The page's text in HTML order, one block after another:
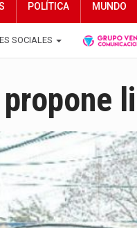
POLÍTICA MUNDO
SOCIALES